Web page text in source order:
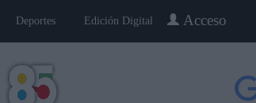
Acceso
Deportes Edición Digital